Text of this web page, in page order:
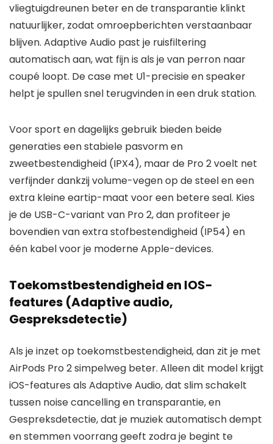
vliegtuigdreunen beter en de transparantie klinkt
natuurlijker, zodat omroepberichten verstaanbaar
blijven. Adaptive Audio past je ruisfiltering
automatisch aan, wat fijn is als je van perron naar
coupé loopt. De case met U1-precisie en speaker
helpt je spullen snel terugvinden in een druk station.
Voor sport en dagelijks gebruik bieden beide
generaties een stabiele pasvorm en
zweetbestendigheid (IPX4), maar de Pro 2 voelt net
verfijnder dankzij volume-vegen op de steel en een
extra kleine eartip-maat voor een betere seal. Kies
je de USB-C-variant van Pro 2, dan profiteer je
bovendien van extra stofbestendigheid (IP54) en
één kabel voor je moderne Apple-devices.
Toekomstbestendigheid en IOS-
features (Adaptive audio,
Gespreksdetectie)
Als je inzet op toekomstbestendigheid, dan zit je met
AirPods Pro 2 simpelweg beter. Alleen dit model krijgt
iOS-features als Adaptive Audio, dat slim schakelt
tussen noise cancelling en transparantie, en
Gespreksdetectie, dat je muziek automatisch dempt
en stemmen voorrang geeft zodra je begint te